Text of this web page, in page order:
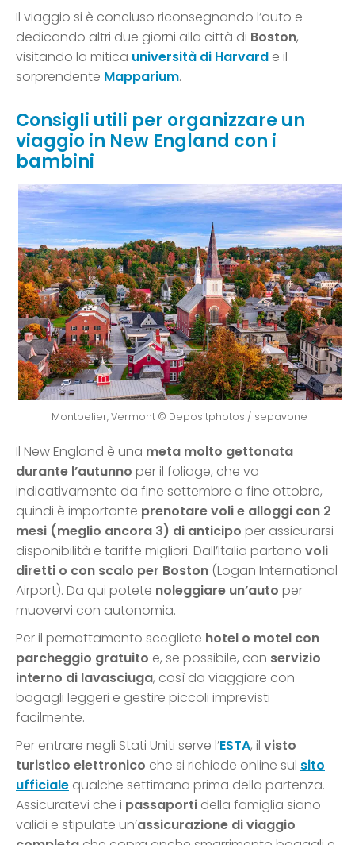
Il viaggio si è concluso riconsegnando l’auto e
dedicando altri due giorni alla città di Boston,
visitando la mitica università di Harvard e il
sorprendente Mapparium.
Consigli utili per organizzare un
viaggio in New England con i
bambini
Montpelier, Vermont © Depositphotos / sepavone
Il New England è una meta molto gettonata
durante l’autunno per il foliage, che va
indicativamente da fine settembre a fine ottobre,
quindi è importante prenotare voli e alloggi con 2
mesi (meglio ancora 3) di anticipo per assicurarsi
disponibilità e tariffe migliori. Dall’Italia partono voli
diretti o con scalo per Boston (Logan International
Airport). Da qui potete noleggiare un’auto per
muovervi con autonomia.
Per il pernottamento scegliete hotel o motel con
parcheggio gratuito e, se possibile, con servizio
interno di lavasciuga, così da viaggiare con
bagagli leggeri e gestire piccoli imprevisti
facilmente.
Per entrare negli Stati Uniti serve l’ESTA, il visto
turistico elettronico che si richiede online sul sito
ufficiale qualche settimana prima della partenza.
Assicuratevi che i passaporti della famiglia siano
validi e stipulate un’assicurazione di viaggio